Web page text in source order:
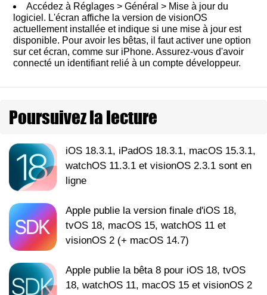
Accédez à Réglages > Général > Mise à jour du
logiciel. L'écran affiche la version de visionOS
actuellement installée et indique si une mise à jour est
disponible. Pour avoir les bêtas, il faut activer une option
sur cet écran, comme sur iPhone. Assurez-vous d'avoir
connecté un identifiant relié à un compte développeur.
Poursuivez la lecture
iOS 18.3.1, iPadOS 18.3.1, macOS 15.3.1,
watchOS 11.3.1 et visionOS 2.3.1 sont en
ligne
Apple publie la version finale d'iOS 18,
tvOS 18, macOS 15, watchOS 11 et
visionOS 2 (+ macOS 14.7)
Apple publie la bêta 8 pour iOS 18, tvOS
18, watchOS 11, macOS 15 et visionOS 2